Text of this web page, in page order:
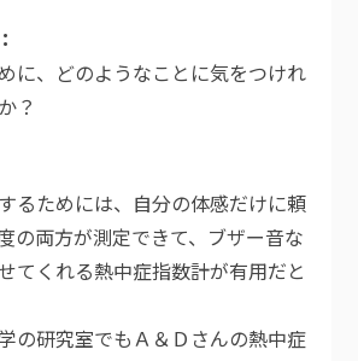
に、どのようなことに気をつけれ
？
るためには、自分の体感だけに頼
の両方が測定できて、ブザー音な
てくれる熱中症指数計が有用だと
の研究室でもＡ＆Ｄさんの熱中症